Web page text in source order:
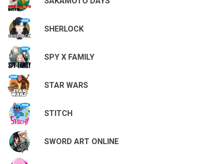
SHERLOCK
SPY X FAMILY
STAR WARS
STITCH
SWORD ART ONLINE